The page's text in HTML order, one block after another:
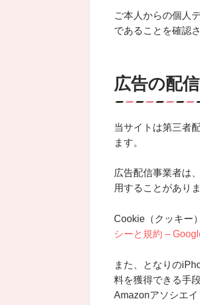
ご本人からの個人
であることを確認
広告の配
当サイトは第三者
ます。
広告配信事業者は
用することがありま
Cookie（クッキー
シーと規約 –
また、となりの
料を獲得できる手
Amazonアソシエイ